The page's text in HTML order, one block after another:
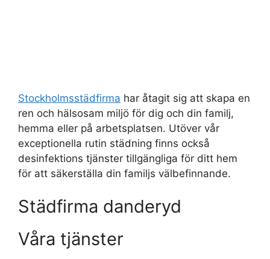
Stockholmsstädfirma har åtagit sig att skapa en
ren och hälsosam miljö för dig och din familj,
hemma eller på arbetsplatsen. Utöver vår
exceptionella rutin städning finns också
desinfektions tjänster tillgängliga för ditt hem
för att säkerställa din familjs välbefinnande.
Städfirma danderyd
Våra tjänster